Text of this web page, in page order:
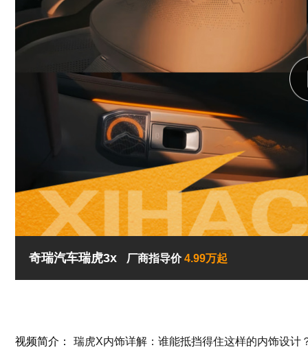
奇瑞汽车瑞虎3x 厂商指导价4.99万起
视频简介： 瑞虎X内饰详解：谁能抵挡得住这样的内饰设计